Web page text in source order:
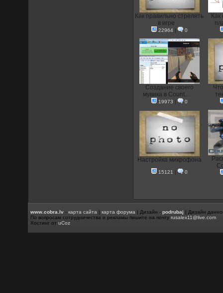
Как правильно стрелять
в игре
22964| 0
Как
Создание своего
мувика в Count...
19973 | 0
Настройка микрофона
15121 | 0
www.cobra.lv -карта сайта |карта форума | Дизайн -podrubaj | Дизайн
По вопросам сотрудничества и рекламы пишите на почтуrusalex11@live.com
Хостинг отuCoz